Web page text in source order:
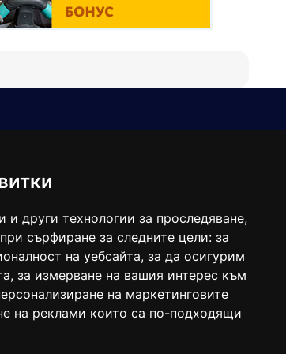
и други технологии за проследяване,
сърфиране за следните цели: за
на уебсайта, за да осигурим
, за измерване на вашия интерес към
на маркетинговите
на реклами които са по-подходящи